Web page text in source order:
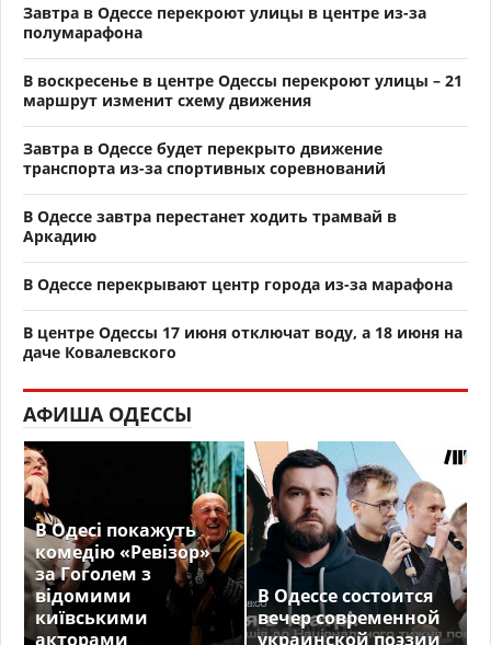
Завтра в Одессе перекроют улицы в центре из-за
полумарафона
В воскресенье в центре Одессы перекроют улицы – 21
маршрут изменит схему движения
Завтра в Одессе будет перекрыто движение
транспорта из-за спортивных соревнований
В Одессе завтра перестанет ходить трамвай в
Аркадию
В Одессе перекрывают центр города из-за марафона
В центре Одессы 17 июня отключат воду, а 18 июня на
даче Ковалевского
АФИША ОДЕССЫ
В Одесі покажуть
комедію «Ревізор»
за Гоголем з
відомими
київськими
акторами
В Одессе состоится
вечер современной
украинской поэзии